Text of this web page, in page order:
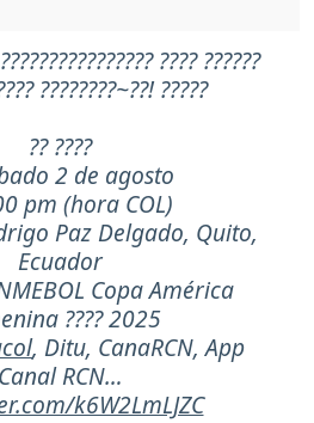
???? ??????
????????~??! ?????
?? ????
2 de agosto
pm (hora COL)
Paz Delgado, Quito,
Ecuador
Copa América
???? 2025
, Ditu, CanaRCN, App
Canal RCN…
k6W2LmLJZC